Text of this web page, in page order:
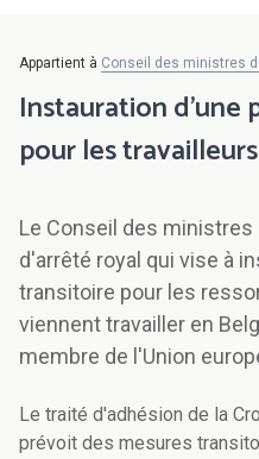
Appartient à Conseil des ministres
Instauration d'une
pour les
Le Conseil des
d'arrêté royal qui vise à
transitoire pour les
viennent travailler en
membre de l'Union
Le traité d'adhésion de la
prévoit des mesures